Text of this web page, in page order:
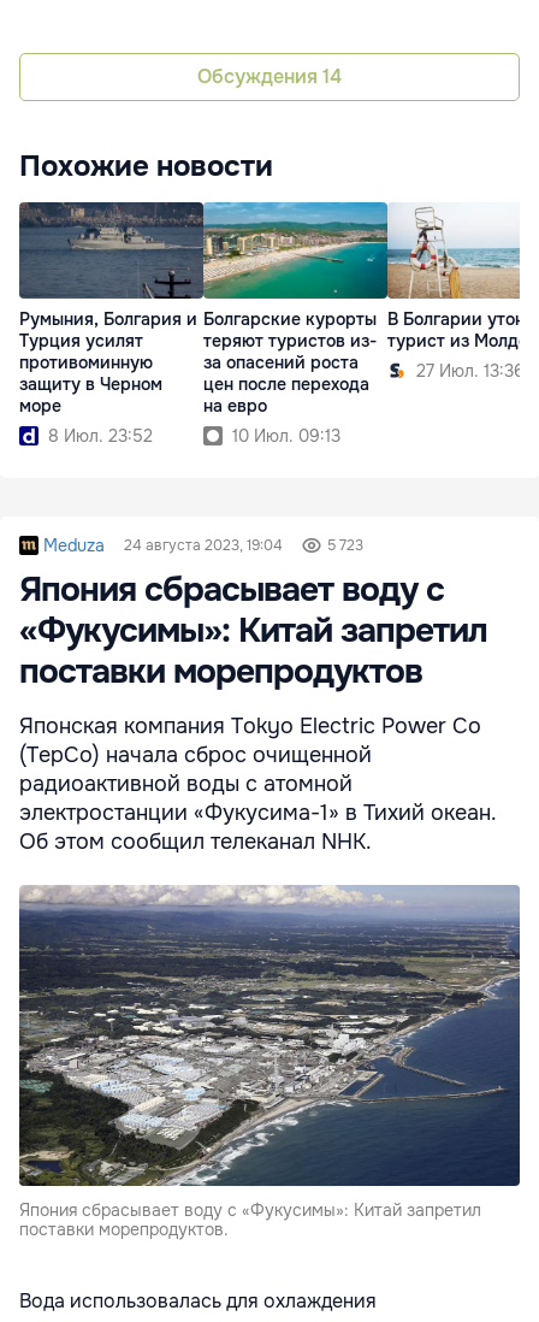
Обсуждения 14
Похожие новости
Румыния, Болгария и
Турция усилят
противоминную
защиту в Черном
море
8 Июл. 23:52
Болгарские курорты
теряют туристов из-
за опасений роста
цен после перехода
на евро
10 Июл. 09:13
В Болгарии
турист из
27 Июл. 13:36
Meduza 24 августа 2023, 19:04 5 723
Япония сбрасывает воду с
«Фукусимы»: Китай запретил
поставки морепродуктов
Японская компания Tokyo Electric Power Co
(TepCo) начала сброс очищенной
радиоактивной воды с атомной
электростанции «Фукусима-1» в Тихий океан.
Об этом сообщил телеканал NHK.
Япония сбрасывает воду с «Фукусимы»: Китай запретил
поставки морепродуктов.
Вода использовалась для охлаждения